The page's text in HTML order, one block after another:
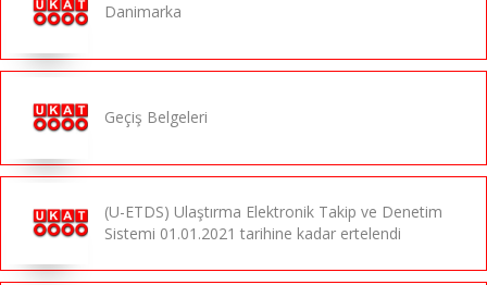
Danimarka
Geçiş Belgeleri
(U-ETDS) Ulaştırma Elektronik Takip ve Denetim
Sistemi 01.01.2021 tarihine kadar ertelendi